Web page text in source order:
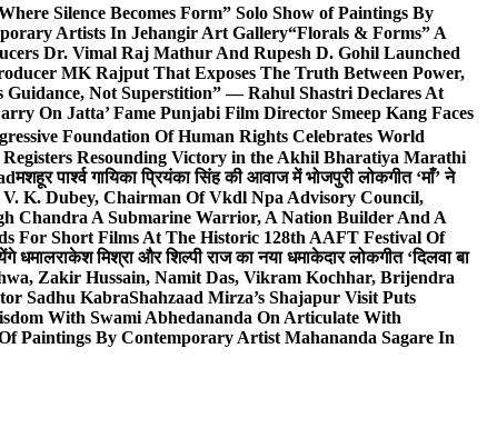
Silence Becomes Form” Solo Show of Paintings By
Artists In Jehangir Art Gallery“Florals & Forms” A
Dr. Vimal Raj Mathur And Rupesh D. Gohil Launched
MK Rajput That Exposes The Truth Between Power,
Guidance, Not Superstition” — Rahul Shastri Declares At
On Jatta’ Fame Punjabi Film Director Smeep Kang Faces
Foundation Of Human Rights Celebrates World
Registers Resounding Victory in the Akhil Bharatiya Marathi
मशहूर पार्श्व गायिका प्रियंका सिंह की आवाज में भोजपुरी लोकगीत ‘माँ’ ने
K. Dubey, Chairman Of Vkdl Npa Advisory Council,
Chandra A Submarine Warrior, A Nation Builder And A
For Short Films At The Historic 128th AAFT Festival Of
धमालराकेश मिश्रा और शिल्पी राज का नया धमाकेदार लोकगीत ‘दिलवा बा
Zakir Hussain, Namit Das, Vikram Kochhar, Brijendra
Sadhu KabraShahzaad Mirza’s Shajapur Visit Puts
With Swami Abhedananda On Articulate With
Paintings By Contemporary Artist Mahananda Sagare In